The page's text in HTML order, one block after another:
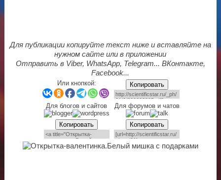
Для публикации копируйте текст ниже и вставляйте на
нужном сайте или в приложении
Отправить в Viber, WhatsApp, Telegram... ВКонтакте,
Facebook...
Или кнопкой: Копировать
Для блогов и сайтов Для форумов и чатов
Копировать Копировать